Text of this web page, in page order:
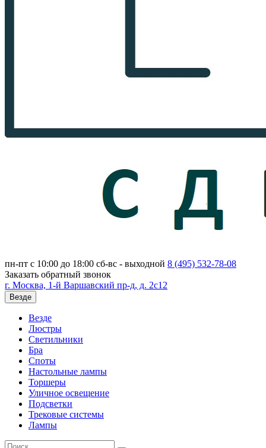
пн-пт с 10:00 до 18:00 сб-вс - выходной 8 (495) 532-78-08
Заказать обратный звонок
г. Москва, 1-й Варшавский пр-д, д. 2с12
Везде
Везде
Люстры
Светильники
Бра
Споты
Настольные лампы
Торшеры
Уличное освещение
Подсветки
Трековые системы
Лампы